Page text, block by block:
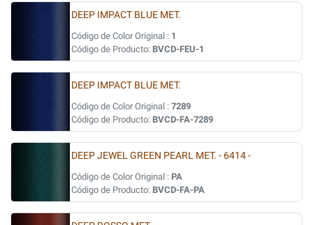
DEEP IMPACT BLUE MET.
Código de Color Original : 1
Código de Producto: BVCD-FEU-1
DEEP IMPACT BLUE MET.
Código de Color Original : 7289
Código de Producto: BVCD-FA-7289
DEEP JEWEL GREEN PEARL MET. - 6414 -
Código de Color Original : PA
Código de Producto: BVCD-FA-PA